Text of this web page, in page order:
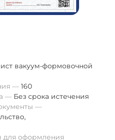
вакуум-формовочной
160
Без срока истечения
,
для оформления